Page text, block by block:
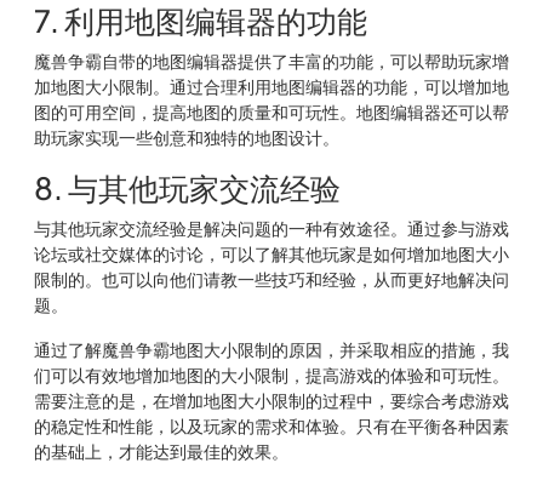
7. 利用地图编辑器的功能
魔兽争霸自带的地图编辑器提供了丰富的功能，可以帮助玩家增
加地图大小限制。通过合理利用地图编辑器的功能，可以增加地
图的可用空间，提高地图的质量和可玩性。地图编辑器还可以帮
助玩家实现一些创意和独特的地图设计。
8. 与其他玩家交流经验
与其他玩家交流经验是解决问题的一种有效途径。通过参与游戏
论坛或社交媒体的讨论，可以了解其他玩家是如何增加地图大小
限制的。也可以向他们请教一些技巧和经验，从而更好地解决问
题。
通过了解魔兽争霸地图大小限制的原因，并采取相应的措施，我
们可以有效地增加地图的大小限制，提高游戏的体验和可玩性。
需要注意的是，在增加地图大小限制的过程中，要综合考虑游戏
的稳定性和性能，以及玩家的需求和体验。只有在平衡各种因素
的基础上，才能达到最佳的效果。